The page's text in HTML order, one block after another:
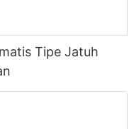
Tipe Jatuh